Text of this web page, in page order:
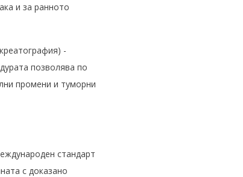
и за ранното
-
позволява по
промени и туморни
стандарт
с доказано